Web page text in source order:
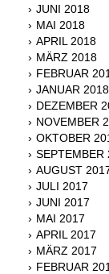
JUNI 2018
MAI 2018
APRIL 2018
MÄRZ 2018
FEBRUAR
JANUAR 2018
DEZEMBER
NOVEMBER
OKTOBER
SEPTEMBER
AUGUST
JULI 2017
JUNI 2017
MAI 2017
APRIL 2017
MÄRZ 2017
FEBRUAR